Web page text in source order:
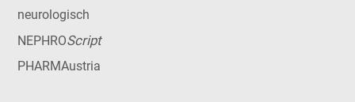
neurologisch
NEPHROScript
PHARMAustria